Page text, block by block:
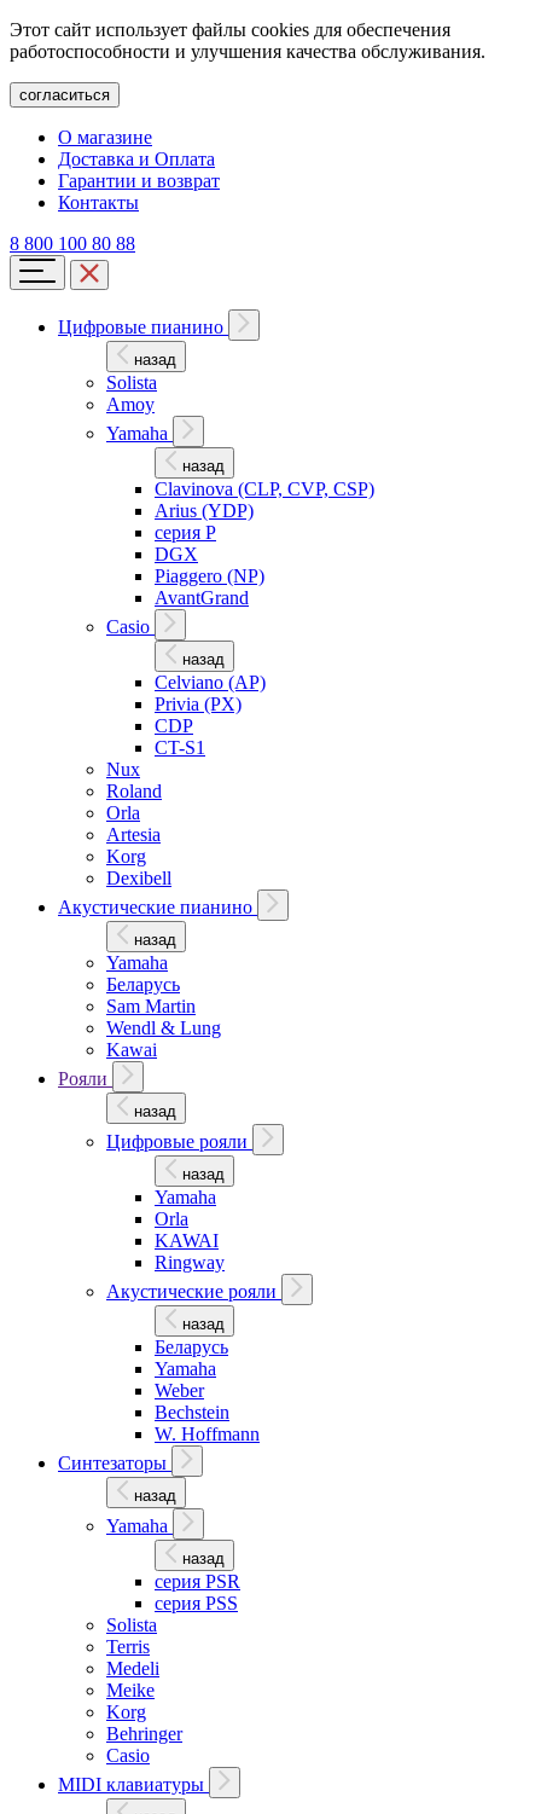
Этот сайт использует файлы cookies для обеспечения
работоспособности и улучшения качества обслуживания.
согласиться
О магазине
Доставка и Оплата
Гарантии и возврат
Контакты
8 800 100 80 88
Цифровые пианино
назад
Solista
Amoy
Yamaha
назад
Clavinova (CLP, CVP, CSP)
Arius (YDP)
серия P
DGX
Piaggero (NP)
AvantGrand
Casio
назад
Celviano (AP)
Privia (PX)
CDP
CT-S1
Nux
Roland
Orla
Artesia
Korg
Dexibell
Акустические пианино
назад
Yamaha
Беларусь
Sam Martin
Wendl & Lung
Kawai
Рояли
назад
Цифровые рояли
назад
Yamaha
Orla
KAWAI
Ringway
Акустические рояли
назад
Беларусь
Yamaha
Weber
Bechstein
W. Hoffmann
Синтезаторы
назад
Yamaha
назад
серия PSR
серия PSS
Solista
Terris
Medeli
Meike
Korg
Behringer
Casio
MIDI клавиатуры